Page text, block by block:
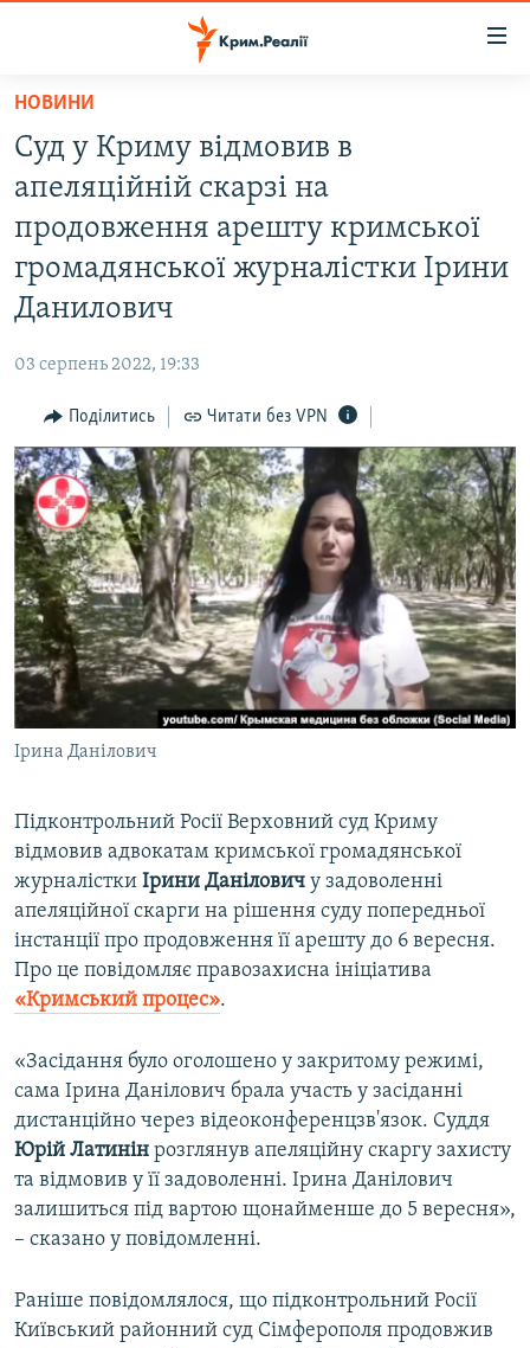
Перейти
основного
матеріалу
до
основної
навігації
Перейти
до
ВОДА.КРИМ
БЛОГИ
ІНТЕРВ'Ю
ВСЕ ЗА ДЕНЬ
СПЕЦПРОЕКТИ
ДЕПОРТАЦІЯ
ВІДЕОУРОКИ «ELIFBE»
СВІДЧЕННЯ ОКУПАЦІЇ
УКРАЇНСЬКА ПРОБЛЕМА КРИМУ
ІНФОГРАФІКА
ЯК ОБІЙТИ БЛОКУВАННЯ
Русский
Qırımtatar
ДОЛУЧАЙСЯ!
НОВИНИ
Суд у Криму відмовив в
апеляційній скарзі на
продовження арешту кримської
громадянської журналістки Ірини
Данилович
03 серпень 2022, 19:33
Поділитись Читати без VPN
Ірина Данілович
Підконтрольний Росії Верховний суд Криму
відмовив адвокатам кримської громадянської
журналістки Ірини Данілович у задоволенні
апеляційної скарги на рішення суду попередньої
інстанції про продовження її арешту до 6 вересня.
Про це повідомляє правозахисна ініціатива
«Кримський процес».
«Засідання було оголошено у закритому режимі,
сама Ірина Данілович брала участь у засіданні
дистанційно через відеоконференцзв'язок. Суддя
Юрій Латинін розглянув апеляційну скаргу захисту
та відмовив у її задоволенні. Ірина Данілович
залишиться під вартою щонайменше до 5 вересня»,
– сказано у повідомленні.
Раніше повідомлялося, що підконтрольний Росії
Київський районний суд Сімферополя продовжив